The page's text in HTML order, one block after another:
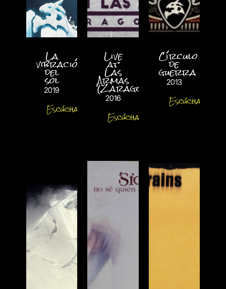
La
vibración
del
sol
2019
Escúchalo
Live
at
Las
Armas
(Zaragoza)
2016
Escúchalo
Círculo
de
guerra
2013
Escúchalo